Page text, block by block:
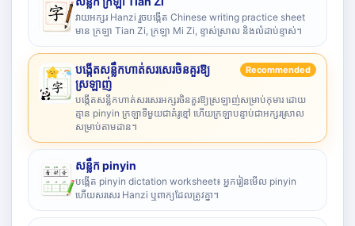
វាយអក្សរ Hanzi រួចបង្កើត Chinese writing practice sheet
មាន ក្រឡា Tian Zi, ក្រឡា Mi Zi, ខ្ទាស់ស្រាល និងលំដាប់ខ្ទាស់។
បង្កើតសន្លឹកហាត់សរសេរចិនគួរឱ្យ
ស្រឡាញ់
Recommended
បង្កើតសន្លឹកហាត់សរសេរអក្សរចិនគួរឱ្យស្រឡាញ់សម្រាប់កុមារ ដោយ
គ្មាន pinyin ក្រឡាទីមួយជាគំរូខ្មៅ ហើយក្រឡាបន្ទាប់ជាអក្សរស្រាល
សម្រាប់តាមដាន។
សន្លឹក pinyin
បង្កើត pinyin dictation worksheet៖ អ្នករៀនមើល pinyin
ហើយសរសេរ Hanzi ឬពាក្យដែលត្រូវគ្នា។